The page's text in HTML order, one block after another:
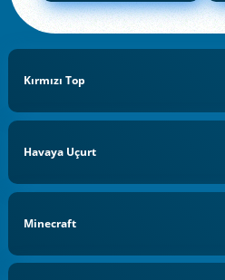
Kırmızı Top
Havaya Uçurt
Minecraft